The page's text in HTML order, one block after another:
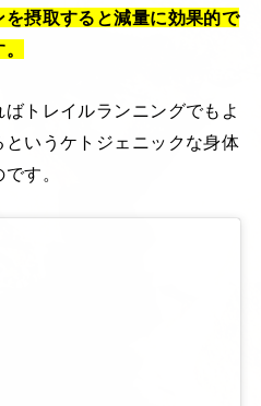
摂取すると減量に効果的で
トレイルランニングでもよ
いうケトジェニックな身体
す。